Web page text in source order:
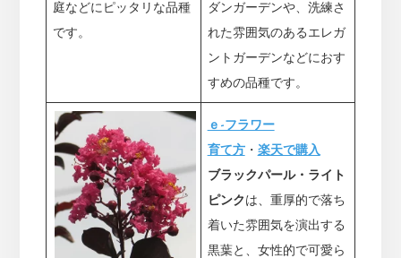
庭などにピッタリな品種
です。
ダンガーデンや、洗練さ
れた雰囲気のあるエレガ
ントガーデンなどにおす
すめの品種です。
ｅ-フラワー
育て方・ 楽天で購入
ブラックパール・ライト
ピンク は、重厚的で落ち
着いた雰囲気を演出する
黒葉と、女性的で可愛ら